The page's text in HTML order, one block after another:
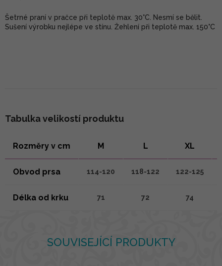
SOUVISEJÍCÍ PRODUKTY
Šetrné praní v pračce při teplotě max. 30°C. Nesmí se bělit.
Sušení výrobku nejlépe ve stínu. Žehlení při teplotě max. 150°C
Tabulka velikostí produktu
Rozměry v cm M L XL
Obvod prsa 114-120 118-122 122-125
Délka od krku 71 72 74